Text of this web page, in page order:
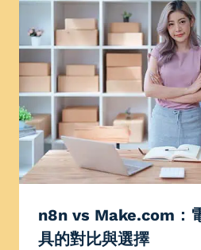
n8n vs Make.com：
具的對比與選擇